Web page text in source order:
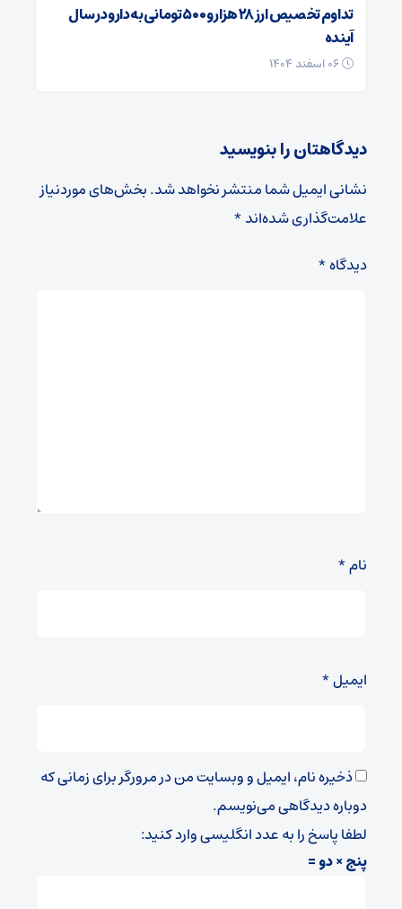
تداوم تخصیص ارز ۲۸ هزار و ۵۰۰ تومانی به دارو در سال
آینده
دیدگاهتان را بنویسید
نشانی ایمیل شما منتشر نخواهد شد.بخش‌های موردنیاز
علامت‌گذاری شده‌اند*
دیدگاه*
نام*
ایمیل*
ذخیره نام، ایمیل و وبسایت من در مرورگر برای زمانی که
دوباره دیدگاهی می‌نویسم.
لطفا پاسخ را به عدد انگلیسی وارد کنید:
پنج × دو =